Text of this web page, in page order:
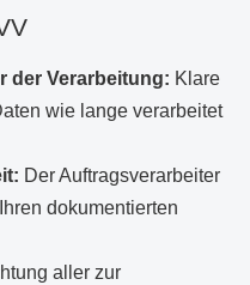
der Verarbeitung: Klare
wie lange verarbeitet
Der Auftragsverarbeiter
dokumentierten
aller zur